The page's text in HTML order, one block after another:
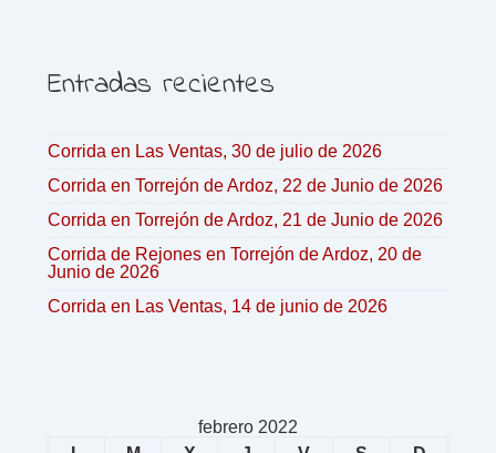
Entradas recientes
Corrida en Las Ventas, 30 de julio de 2026
Corrida en Torrejón de Ardoz, 22 de Junio de 2026
Corrida en Torrejón de Ardoz, 21 de Junio de 2026
Corrida de Rejones en Torrejón de Ardoz, 20 de
Junio de 2026
Corrida en Las Ventas, 14 de junio de 2026
febrero 2022